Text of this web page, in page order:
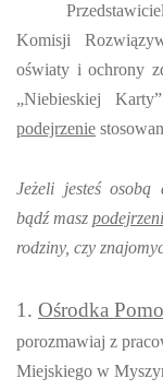
Przedstawiciele:
Komisji
oświaty i ochrony
„Niebieskiej
podejrzenie
Jeżeli jesteś osobą
bądź masz
rodziny, czy
1. Ośrodka
porozmawiaj z
Miejskiego w